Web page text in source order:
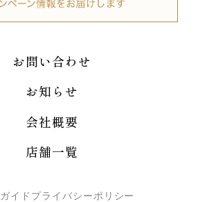
お問い合わせ
お知らせ
会社概要
店舗一覧
イド プライバシーポリシー